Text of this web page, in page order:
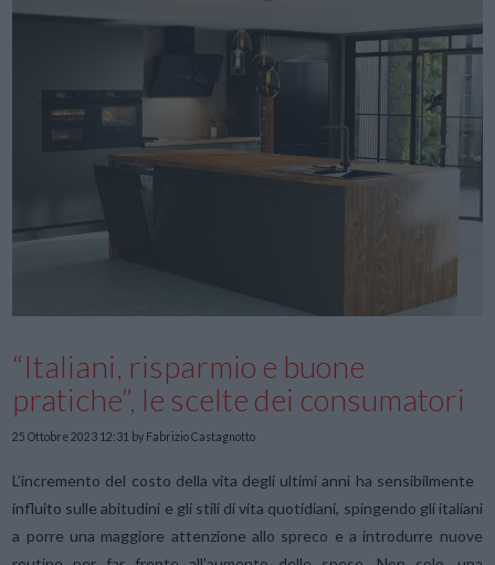
“Italiani, risparmio e buone
pratiche”, le scelte dei consumatori
25 Ottobre 2023 12:31 by Fabrizio Castagnotto
L’incremento del costo della vita degli ultimi anni ha sensibilmente
influito sulle abitudini e gli stili di vita quotidiani, spingendo gli italiani
a porre una maggiore attenzione allo spreco e a introdurre nuove